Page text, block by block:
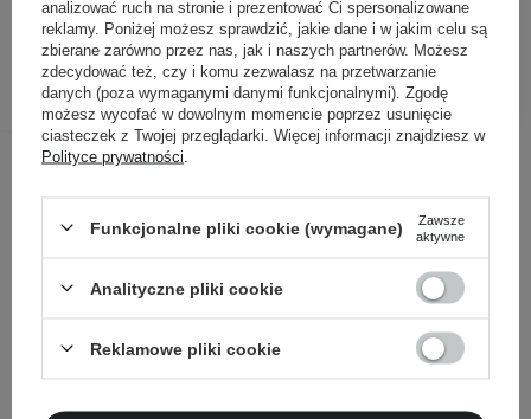
42,88 zł 65,00 zł / szt.
DODAJ DO KOSZYKA
Inni klienci sprawdzali również
analizować ruch na stronie i prezentować Ci spersonalizowane
reklamy. Poniżej możesz sprawdzić, jakie dane i w jakim celu są
zbierane zarówno przez nas, jak i naszych partnerów. Możesz
zdecydować też, czy i komu zezwalasz na przetwarzanie
danych (poza wymaganymi danymi funkcjonalnymi). Zgodę
możesz wycofać w dowolnym momencie poprzez usunięcie
ciasteczek z Twojej przeglądarki. Więcej informacji znajdziesz w
Polityce prywatności
Funkcjonalne pliki cookie (wymagane)
Zawsze
aktywne
Analityczne pliki cookie
Reklamowe pliki cookie